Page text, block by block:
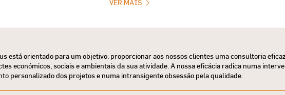
VER MAIS
está orientado para um objetivo: proporcionar aos nossos clientes uma consultoria
económicos, sociais e ambientais da sua atividade. A nossa eficácia radica numa
personalizado dos projetos e numa intransigente obsessão pela qualidade.